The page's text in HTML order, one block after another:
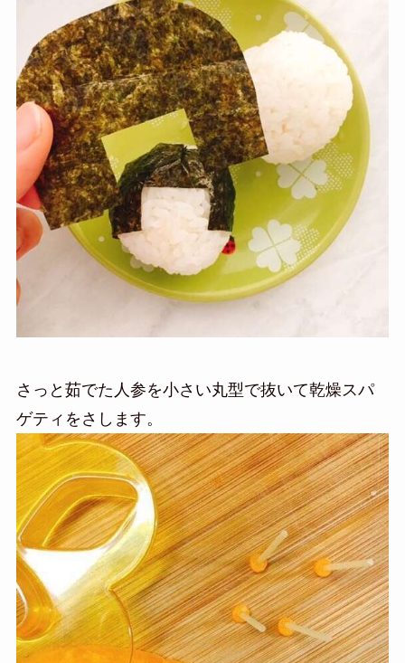
さっと茹でた人参を小さい丸型で抜いて乾燥スパ
ゲティをさします。